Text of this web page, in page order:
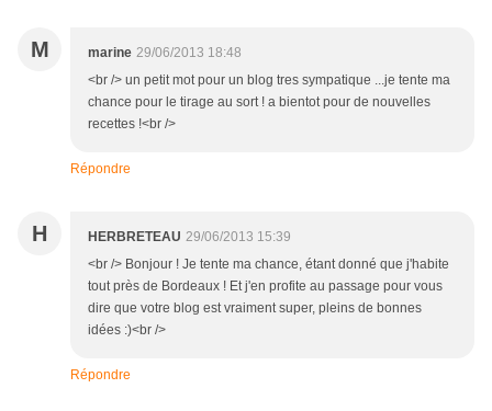
M marine 29/06/2013 18:48
<br /> un petit mot pour un blog tres sympatique ...je tente ma
chance pour le tirage au sort ! a bientot pour de nouvelles
recettes !<br />
Répondre
H HERBRETEAU 29/06/2013 15:39
<br /> Bonjour ! Je tente ma chance, étant donné que j'habite
tout près de Bordeaux ! Et j'en profite au passage pour vous
dire que votre blog est vraiment super, pleins de bonnes
idées :)<br />
Répondre